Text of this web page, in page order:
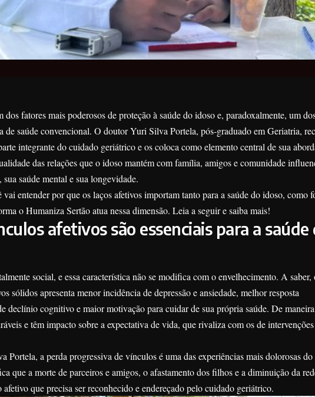
fatores mais poderosos de proteção à saúde do idoso e, paradoxalmente, um
de saúde convencional. O doutor Yuri Silva Portela, pós-graduado em Geriatria,
integrante do cuidado geriátrico e os coloca como elemento central de sua
das relações que o idoso mantém com família, amigos e comunidade
saúde mental e sua longevidade.
entender por que os laços afetivos importam tanto para a saúde do idoso, como
o Humaniza Sertão atua nessa dimensão. Leia a seguir e saiba mais!
afetivos são essenciais para a saúde
social, e essa característica não se modifica com o envelhecimento. A saber,
sólidos apresenta menor incidência de depressão e ansiedade, melhor resposta
declínio cognitivo e maior motivação para cuidar de sua própria saúde. De
e têm impacto sobre a expectativa de vida, que rivaliza com os de
Portela, a perda progressiva de vínculos é uma das experiências mais dolorosas do
que a morte de parceiros e amigos, o afastamento dos filhos e a diminuição da
que precisa ser reconhecido e endereçado pelo cuidado geriátrico.